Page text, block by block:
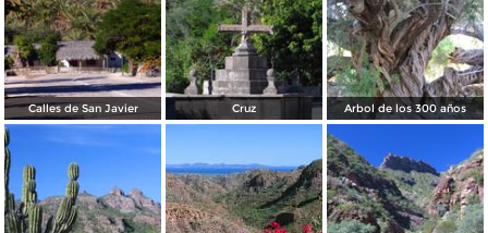
Calles de San Javier Cruz Arbol de los 300 años